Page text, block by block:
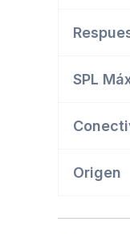
SPL
Origen